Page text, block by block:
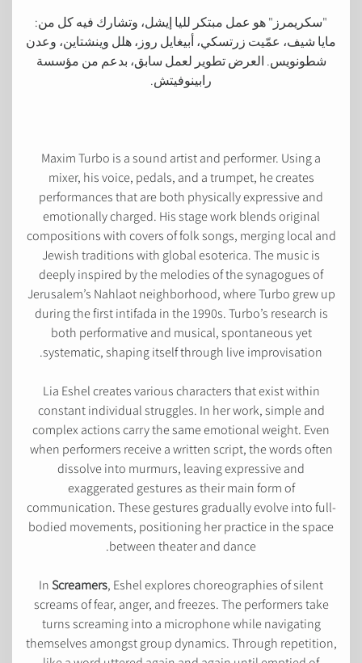
"سكريمرز" هو عمل مبتكر لليا إيشل، وتشارك فيه كل من:
مايا شيف، عمّيت زرتسكي، أبيغايل روز، هلل وينشتاين، وعدن
شطونويس. العرض تطوير لعمل سابق، بدعم من مؤسسة
رابينوفيتش.
Maxim Turbo is a sound artist and performer. Using a
mixer, his voice, pedals, and a trumpet, he creates
performances that are both physically expressive and
emotionally charged. His stage work blends original
compositions with covers of folk songs, merging local and
Jewish traditions with global esoterica. The music is
deeply inspired by the melodies of the synagogues of
Jerusalem’s Nahlaot neighborhood, where Turbo grew up
during the first intifada in the 1990s. Turbo’s research is
both performative and musical, spontaneous yet
systematic, shaping itself through live improvisation.
Lia Eshel creates various characters that exist within
constant individual struggles. In her work, simple and
complex actions carry the same emotional weight. Even
when performers receive a written script, the words often
dissolve into murmurs, leaving expressive and
exaggerated gestures as their main form of
communication. These gestures gradually evolve into full-
bodied movements, positioning her practice in the space
between theater and dance.
InScreamers, Eshel explores choreographies of silent
screams of fear, anger, and freezes. The performers take
turns screaming into a microphone while navigating
themselves amongst group dynamics. Through repetition,